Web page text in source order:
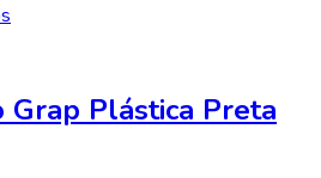
Grap Plástica Preta